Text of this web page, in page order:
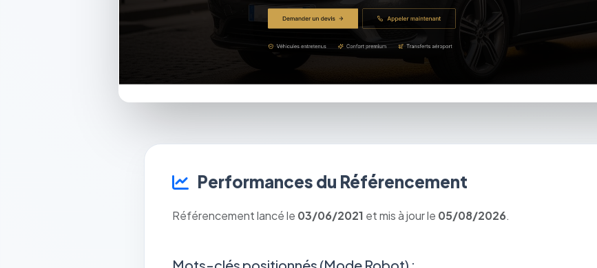
Performances du Référencement
Référencement lancé le 03/06/2021 et mis à jour le 05/08/2026.